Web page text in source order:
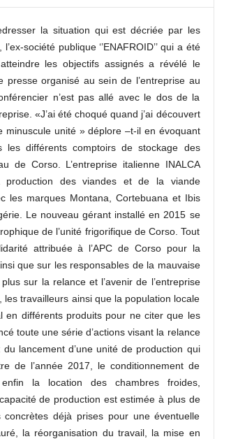
la situation qui est décriée par les
société publique ‘’ENAFROID’’ qui a été
les objectifs assignés a révélé le
presse organisé au sein de l’entreprise au
n’est pas allé avec le dos de la
«J’ai été choqué quand j’ai découvert
minuscule unité » déplore –t-il en évoquant
différents comptoirs de stockage des
de Corso. L’entreprise italienne INALCA
des viandes et de la viande
les marques Montana, Cortebuana et Ibis
Le nouveau gérant installé en 2015 se
de l’unité frigorifique de Corso. Tout
attribuée à l’APC de Corso pour la
que sur les responsables de la mauvaise
sur la relance et l’avenir de l’entreprise
travailleurs ainsi que la population locale
en différents produits pour ne citer que les
toute une série d’actions visant la relance
lancement d’une unité de production qui
de l’année 2017, le conditionnement de
la location des chambres froides,
de production est estimée à plus de
déjà prises pour une éventuelle
la réorganisation du travail, la mise en